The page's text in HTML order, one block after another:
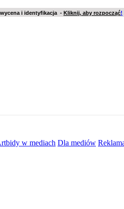
i identyfikacja - Kliknij, aby rozpocząć!
w mediach Dla mediów